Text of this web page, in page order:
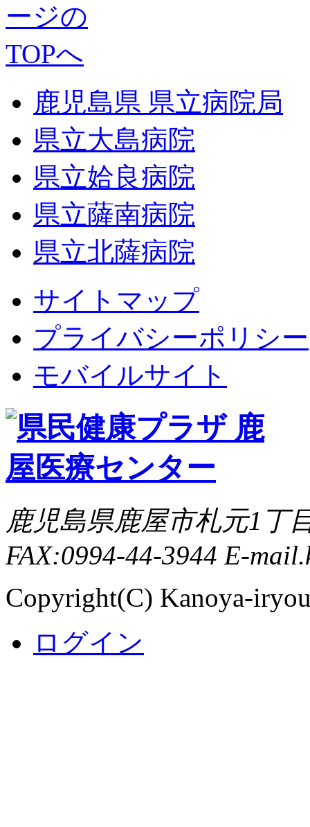
鹿児島県 県立病院局
県立大島病院
県立姶良病院
県立薩南病院
県立北薩病院
サイトマップ
プライバシーポリシー
モバイルサイト
鹿児島県鹿屋市札元1丁
FAX:0994-44-3944 E-
Copyright(C) Kanoya-
ログイン